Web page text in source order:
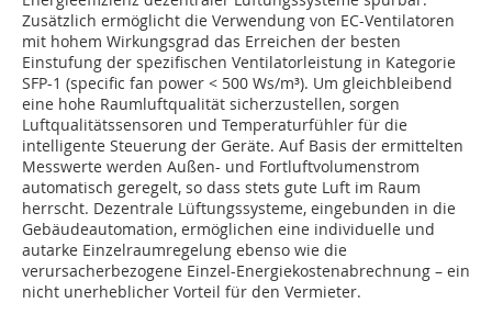
Zusätzlich ermöglicht die Verwendung von EC-Ventilatoren
mit hohem Wirkungsgrad das Erreichen der besten
Einstufung der spezifischen Ventilatorleistung in Kategorie
SFP-1 (specific fan power < 500 Ws/m³). Um gleichbleibend
eine hohe Raumluftqualität sicherzustellen, sorgen
Luftqualitätssensoren und Temperaturfühler für die
intelligente Steuerung der Geräte. Auf Basis der ermittelten
Messwerte werden Außen- und Fortluftvolumenstrom
automatisch geregelt, so dass stets gute Luft im Raum
herrscht. Dezentrale Lüftungssys­teme, eingebunden in die
Gebäudeautoma­tion, ermöglichen eine individuelle und
autarke Einzelraumregelung ebenso wie die
verursacherbezogene Einzel-Energiekostenabrechnung – ein
nicht unerheblicher Vorteil für den Vermieter.